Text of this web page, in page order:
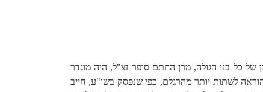
של כל בני הגולה, מרן החתם סופר זצ"ל, היה מוגדר
לשתות יותר מהרגלם, כפי שנפסק בשו"ע, חייב